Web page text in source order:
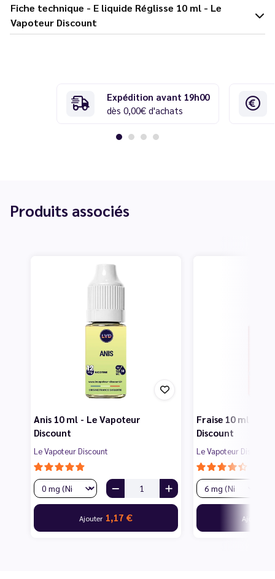
Fiche technique - E liquide Réglisse 10 ml - Le
Vapoteur Discount
Expédition avant 19h00
dès 0,00€ d'achats
Produits associés
Anis 10 ml - Le Vapoteur
Discount
Le Vapoteur Discount
Ajouter 1,17 €
Fraise 10 ml - Le
Discount
Le Vapoteur Discount
Ajouter